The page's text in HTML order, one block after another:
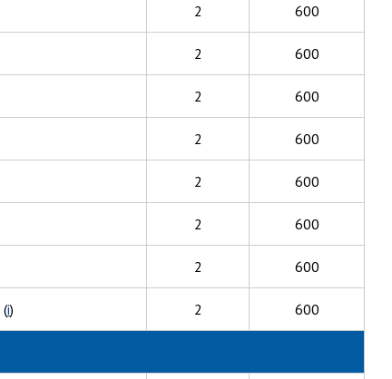
2 600
2 600
2 600
2 600
2 600
2 600
2 600
(i) 2 600